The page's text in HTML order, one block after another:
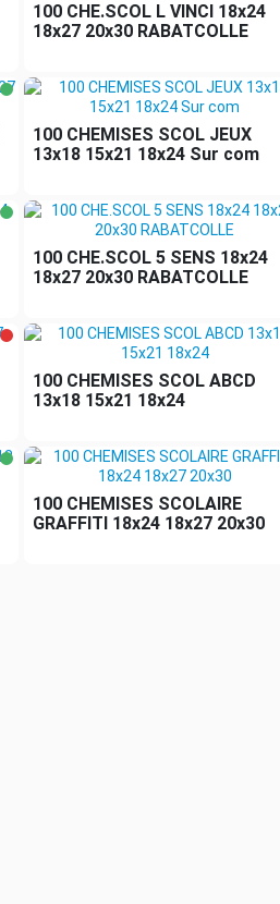
100 CHE.SCOL L VINCI 18x24
18x27 20x30 RABATCOLLE
100 CHEMISES SCOL JEUX
13x18 15x21 18x24 Sur com
100 CHE.SCOL 5 SENS 18x24
18x27 20x30 RABATCOLLE
100 CHEMISES SCOL ABCD
13x18 15x21 18x24
100 CHEMISES SCOLAIRE
GRAFFITI 18x24 18x27 20x30